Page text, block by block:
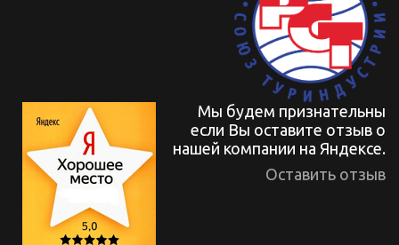
Мы будем признательны
если Вы оставите отзыв о
нашей компании на Яндексе.
Оставить отзыв